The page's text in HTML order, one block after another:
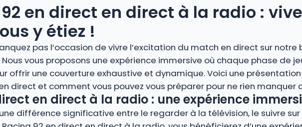
en direct en direct à la radio :
y étiez !
pas l’occasion de vivre l’excitation du match en direct sur
vous proposons une expérience immersive où chaque phase de
offrir une couverture exhaustive et dynamique. Voici une
direct et comment vous pouvez vous préparer pour ne rien manquer
en direct à la radio : une expérience
différence significative entre le regarder à la télévision, le suivre